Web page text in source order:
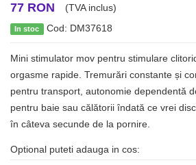
77 RON (TVA inclus)
In stoc Cod: DM37618
Mini stimulator mov pentru stimulare
orgasme rapide. Tremurări constante și
pentru transport, autonomie dependentă
pentru baie sau călătorii îndată ce vrei
în câteva secunde de la pornire.
Optional puteti adauga in cos: